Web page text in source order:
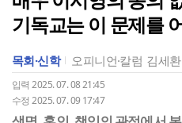
기독교는 이 문제를
목회·신학 오피니언·칼럼 김세
입력 2025. 07. 08 21:45
수정 2025. 07. 09 17:47